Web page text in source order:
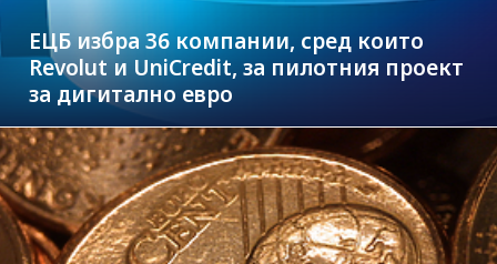
ЕЦБ избра 36 компании, сред които
Revolut и UniCredit, за пилотния проект
за дигитално евро